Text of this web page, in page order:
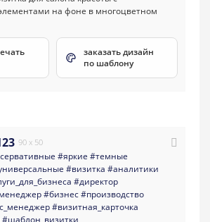
заказать дизайн
по шаблону
90 x 50
#яркие #темные
#визитка #аналитики
#директор
#бизнес#производство
#визитная_карточка